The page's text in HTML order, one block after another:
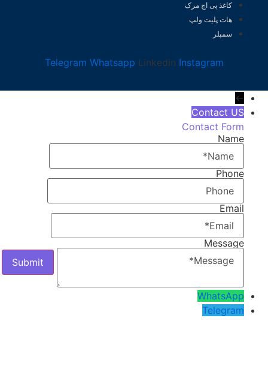
کاغذ پی اچ مرک
هات پلیت ولپ
سمپلر
Telegram Whatsapp Linkedin Instagram
←
Contact US
Contact Form
Name
Phone
Email
Message
WhatsApp
Telegram